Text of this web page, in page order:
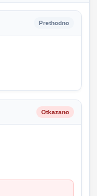
Prethodno
Otkazano